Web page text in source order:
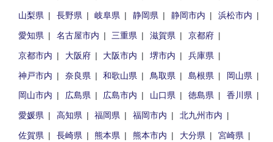
山梨県
長野県 岐阜県 静岡県 静岡市内
浜松市内
愛知県
名古屋市内 三重県 滋賀県
京都府
京都市内
大阪府 大阪市内 堺市内
兵庫県
神戸市内
奈良県 和歌山県 鳥取県 島根県
岡山県
岡山市内
広島県 広島市内 山口県 徳島県
香川県
愛媛県
高知県 福岡県 福岡市内
北九州市内
佐賀県
長崎県 熊本県 熊本市内 大分県
宮崎県